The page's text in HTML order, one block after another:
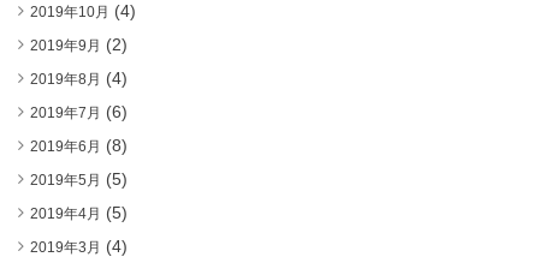
2019年10月 (4)
2019年9月 (2)
2019年8月 (4)
2019年7月 (6)
2019年6月 (8)
2019年5月 (5)
2019年4月 (5)
2019年3月 (4)